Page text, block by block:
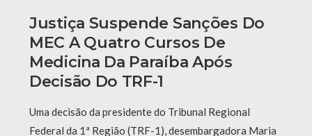
Justiça Suspende Sanções Do
MEC A Quatro Cursos De
Medicina Da Paraíba Após
Decisão Do TRF-1
Uma decisão da presidente do Tribunal Regional
Federal da 1ª Região (TRF-1), desembargadora Maria